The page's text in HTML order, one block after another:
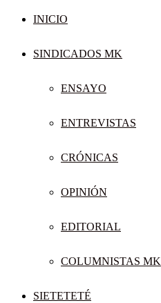
INICIO
SINDICADOS MK
ENSAYO
ENTREVISTAS
CRÓNICAS
OPINIÓN
EDITORIAL
COLUMNISTAS MK
SIETETETÉ